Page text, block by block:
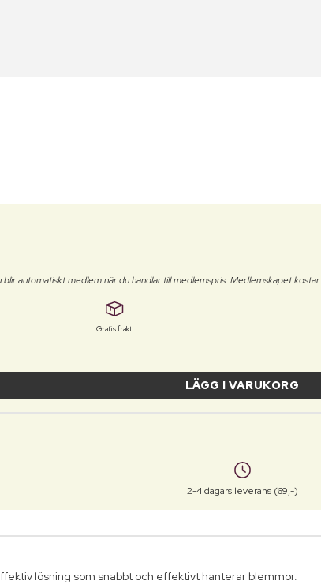
automatiskt medlem när du handlar till medlemspris. Medlemskapet kostar
Gratis frakt
LÄGG I VARUKORG
2-4 dagars leverans (69,-)
lösning som snabbt och effektivt hanterar blemmor.